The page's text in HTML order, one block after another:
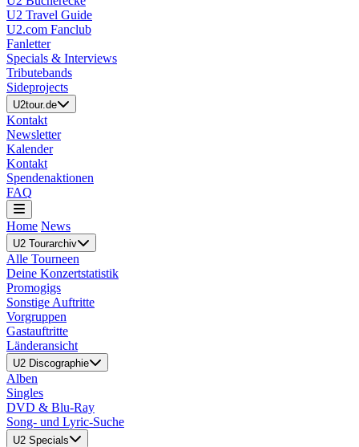
U2 Travel Guide
U2.com Fanclub
Fanletter
Specials & Interviews
Tributebands
Sideprojects
U2tour.de
Kontakt
Newsletter
Kalender
Kontakt
Spendenaktionen
FAQ
Home News
U2 Tourarchiv
Alle Tourneen
Deine Konzertstatistik
Promogigs
Sonstige Auftritte
Vorgruppen
Gastauftritte
Länderansicht
U2 Discographie
Alben
Singles
DVD & Blu-Ray
Song- und Lyric-Suche
U2 Specials